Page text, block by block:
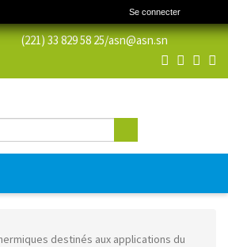
Se connecter
33 829 58 25/asn@asn.sn
de recherche
destinés aux applications du